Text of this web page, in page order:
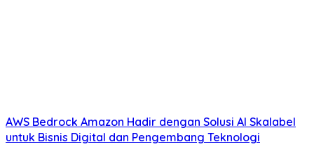
AWS Bedrock Amazon Hadir dengan Solusi AI Skalabel
untuk Bisnis Digital dan Pengembang Teknologi